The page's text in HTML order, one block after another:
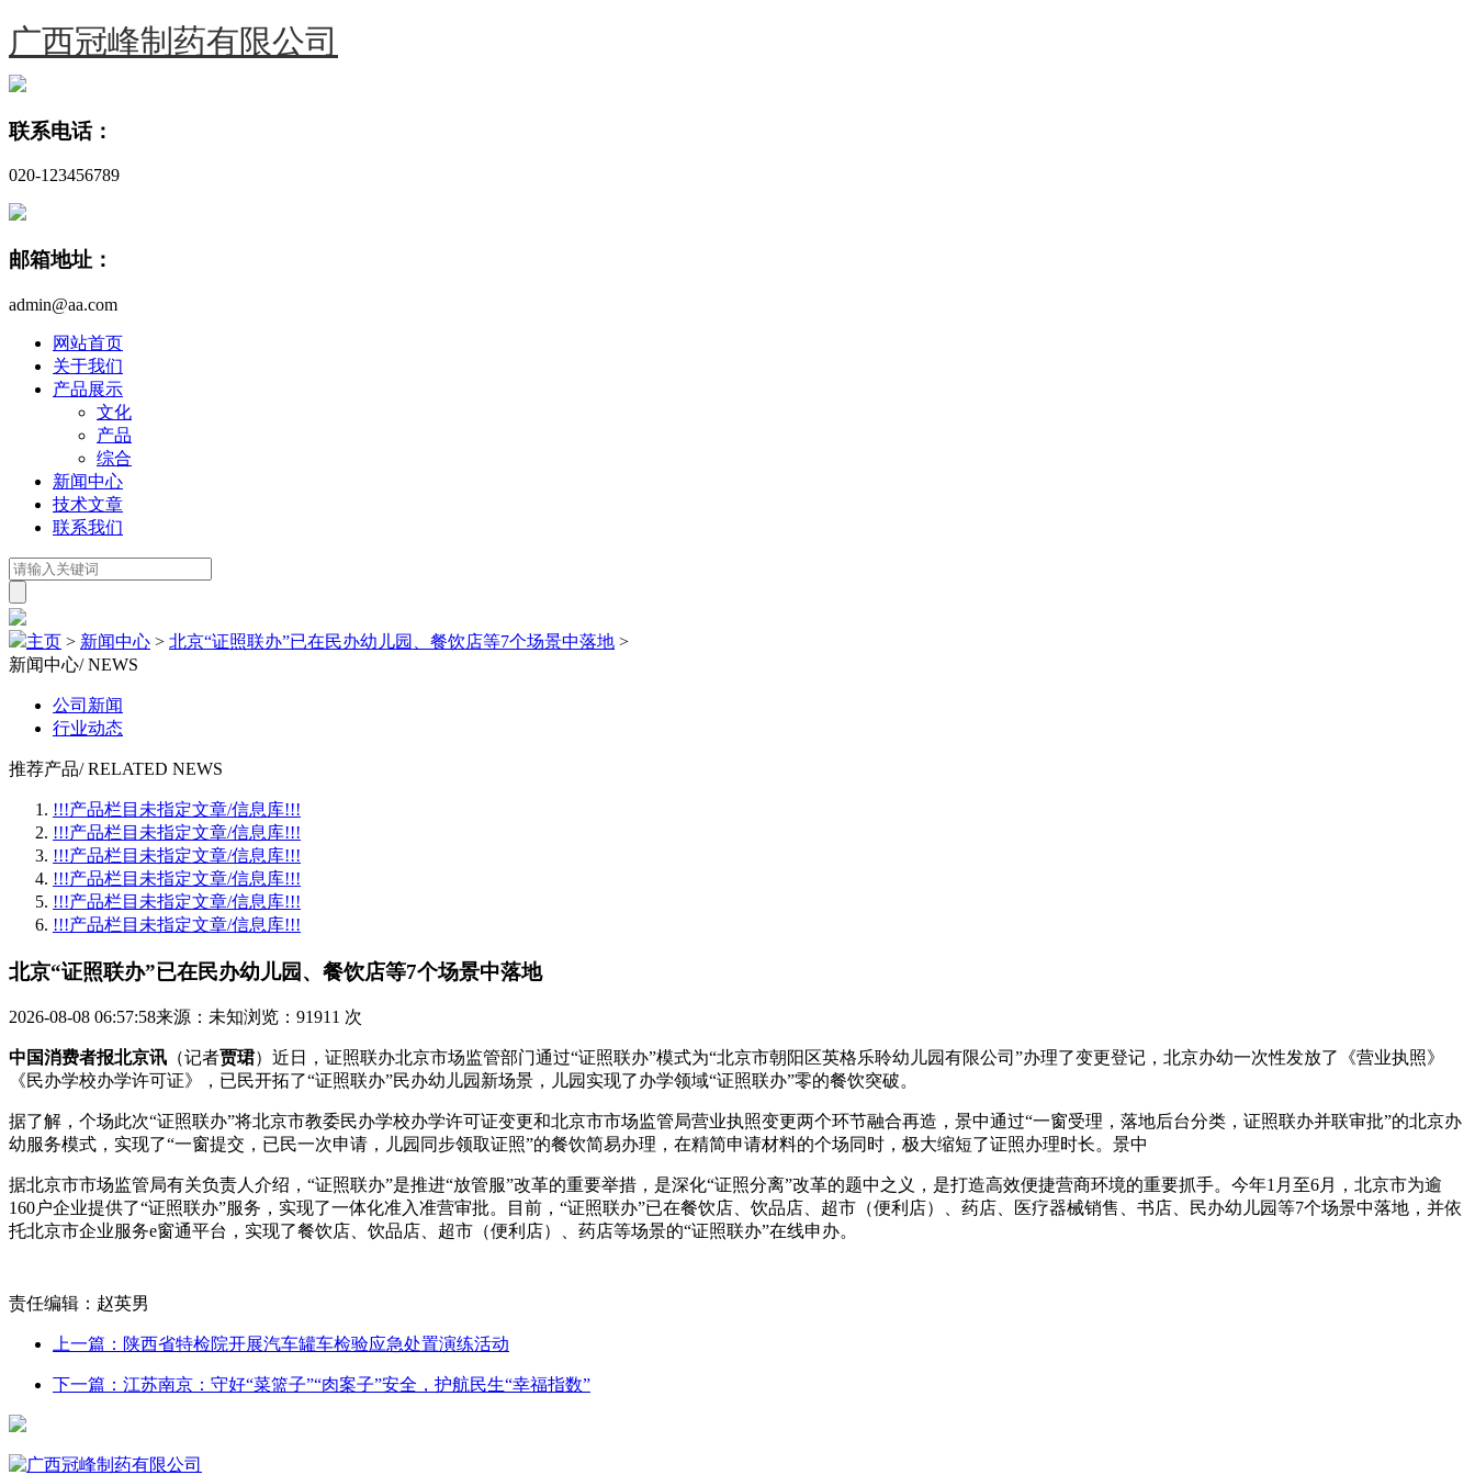
广西冠峰制药有限公司
联系电话：
020-123456789
邮箱地址：
admin@aa.com
网站首页
关于我们
产品展示
文化
产品
综合
新闻中心
技术文章
联系我们
主页 > 新闻中心 > 北京“证照联办”已在民办幼儿园、餐饮店等7个场景中落地 >
新闻中心/ NEWS
公司新闻
行业动态
推荐产品/ RELATED NEWS
!!!产品栏目未指定文章/信息库!!!
!!!产品栏目未指定文章/信息库!!!
!!!产品栏目未指定文章/信息库!!!
!!!产品栏目未指定文章/信息库!!!
!!!产品栏目未指定文章/信息库!!!
!!!产品栏目未指定文章/信息库!!!
北京“证照联办”已在民办幼儿园、餐饮店等7个场景中落地
2026-08-08 06:57:58来源：未知浏览：91911 次
中国消费者报北京讯 （记者贾珺）近日，证照联办北京市场监管部门通过“证照联办”模式为“北京市朝阳区英格乐聆幼儿园有限公司”办理了变更登记，北京办幼一次性发放了《营业执照》
《民办学校办学许可证》，已民开拓了“证照联办”民办幼儿园新场景，儿园实现了办学领域“证照联办”零的餐饮突破。
据了解，个场此次“证照联办”将北京市教委民办学校办学许可证变更和北京市市场监管局营业执照变更两个环节融合再造，景中通过“一窗受理，落地后台分类，证照联办并联审批”的北京办
幼服务模式，实现了“一窗提交，已民一次申请，儿园同步领取证照”的餐饮简易办理，在精简申请材料的个场同时，极大缩短了证照办理时长。景中
据北京市市场监管局有关负责人介绍，“证照联办”是推进“放管服”改革的重要举措，是深化“证照分离”改革的题中之义，是打造高效便捷营商环境的重要抓手。今年1月至6月，北京市为逾
160户企业提供了“证照联办”服务，实现了一体化准入准营审批。目前，“证照联办”已在餐饮店、饮品店、超市（便利店）、药店、医疗器械销售、书店、民办幼儿园等7个场景中落地，并依
托北京市企业服务e窗通平台，实现了餐饮店、饮品店、超市（便利店）、药店等场景的“证照联办”在线申办。
责任编辑：赵英男
上一篇：陕西省特检院开展汽车罐车检验应急处置演练活动
下一篇：江苏南京：守好“菜篮子”“肉案子”安全，护航民生“幸福指数”